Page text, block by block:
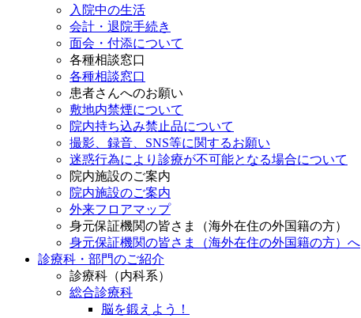
入院中の生活
会計・退院手続き
面会・付添について
各種相談窓口
各種相談窓口
患者さんへのお願い
敷地内禁煙について
院内持ち込み禁止品について
撮影、録音、SNS等に関するお願い
迷惑行為により診療が不可能となる場合について
院内施設のご案内
院内施設のご案内
外来フロアマップ
身元保証機関の皆さま（海外在住の外国籍の方）
身元保証機関の皆さま（海外在住の外国籍の方）へ
診療科・部門のご紹介
診療科（内科系）
総合診療科
脳を鍛えよう！